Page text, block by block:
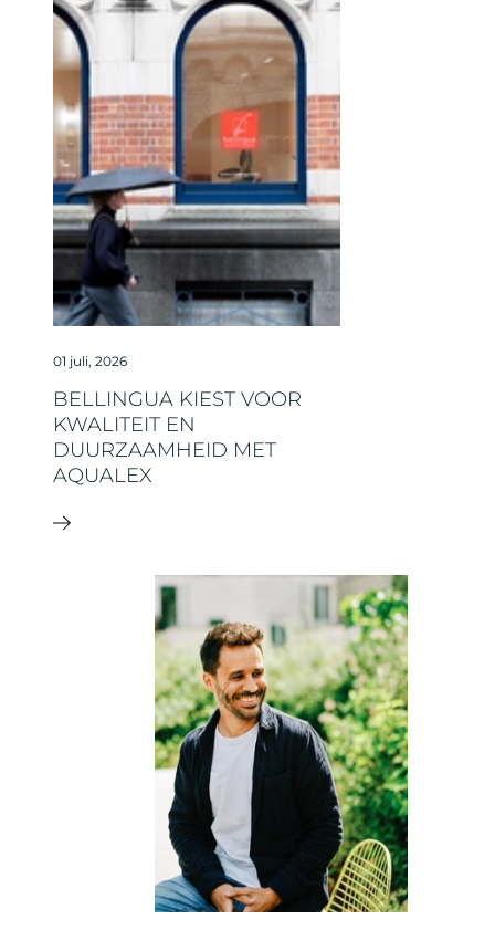
01 juli, 2026
BELLINGUA KIEST VOOR
KWALITEIT EN
DUURZAAMHEID MET
AQUALEX